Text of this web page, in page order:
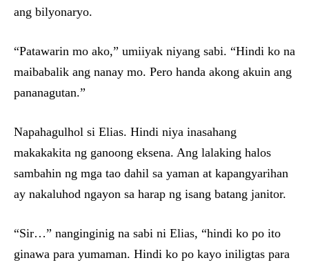
ang bilyonaryo.
“Patawarin mo ako,” umiiyak niyang sabi. “Hindi ko na
maibabalik ang nanay mo. Pero handa akong akuin ang
pananagutan.”
Napahagulhol si Elias. Hindi niya inasahang
makakakita ng ganoong eksena. Ang lalaking halos
sambahin ng mga tao dahil sa yaman at kapangyarihan
ay nakaluhod ngayon sa harap ng isang batang janitor.
“Sir…” nanginginig na sabi ni Elias, “hindi ko po ito
ginawa para yumaman. Hindi ko po kayo iniligtas para